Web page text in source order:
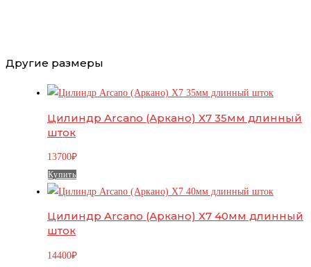
Другие размеры
Цилиндр Arcano (Аркано) Х7 35мм длинный
шток
13700₽
Купить
Цилиндр Arcano (Аркано) Х7 40мм длинный
шток
14400₽